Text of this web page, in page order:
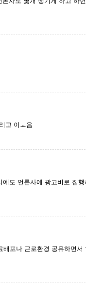
고 이ㅛ음
도 언론사에 광고비로 집
포나 근로환경 공유하면서